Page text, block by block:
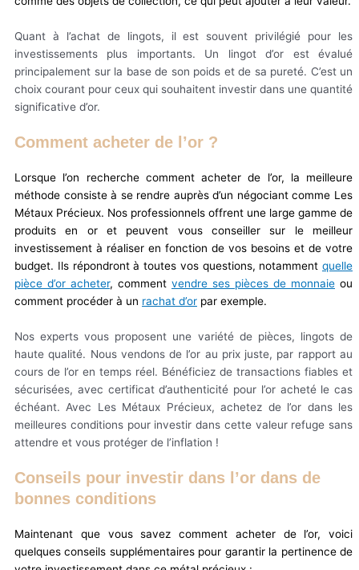
Quant à l’achat de lingots, il est souvent privilégié pour les
investissements plus importants. Un lingot d’or est évalué
principalement sur la base de son poids et de sa pureté. C’est un
choix courant pour ceux qui souhaitent investir dans une quantité
significative d’or.
Comment acheter de l’or ?
Lorsque l’on recherche comment acheter de l’or, la meilleure
méthode consiste à se rendre auprès d’un négociant comme Les
Métaux Précieux. Nos professionnels offrent une large gamme de
produits en or et peuvent vous conseiller sur le meilleur
investissement à réaliser en fonction de vos besoins et de votre
budget. Ils répondront à toutes vos questions, notamment quelle
pièce d’or acheter, comment vendre ses pièces de monnaie ou
comment procéder à un rachat d’or par exemple.
Nos experts vous proposent une variété de pièces, lingots de
haute qualité. Nous vendons de l’or au prix juste, par rapport au
cours de l’or en temps réel. Bénéficiez de transactions fiables et
sécurisées, avec certificat d’authenticité pour l’or acheté le cas
échéant. Avec Les Métaux Précieux, achetez de l’or dans les
meilleures conditions pour investir dans cette valeur refuge sans
attendre et vous protéger de l’inflation !
Conseils pour investir dans l’or dans de
bonnes conditions
Maintenant que vous savez comment acheter de l’or, voici
quelques conseils supplémentaires pour garantir la pertinence de